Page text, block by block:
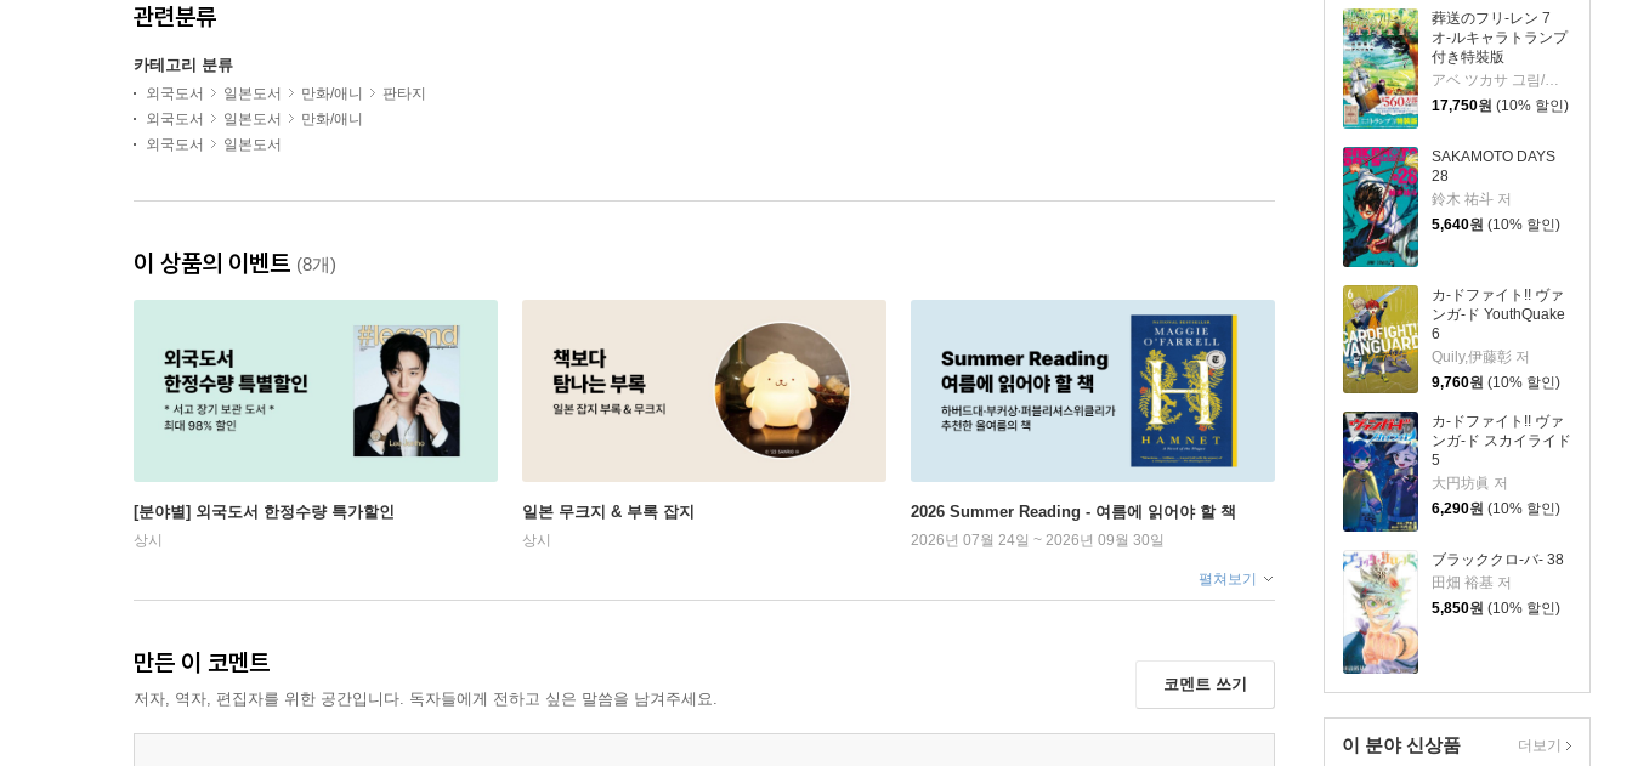
葬送のフリ-レン 7
オ-ルキャラトランプ
付き特裝版
アベ ツカサ 그림/山田 鐘人 원작
17,750원 (10% 할인)
SAKAMOTO DAYS
28
鈴木 祐斗 저
5,640원 (10% 할인)
カ-ドファイト!! ヴァ
ンガ-ド YouthQuake
6
Quily,伊藤彰 저
9,760원 (10% 할인)
カ-ドファイト!! ヴァ
ンガ-ド スカイライド
5
大円坊眞 저
6,290원 (10% 할인)
ブラッククロ-バ- 38
田畑 裕基 저
5,850원 (10% 할인)
이 분야 신상품 더보기
관련분류
카테고리 분류
외국도서 일본도서 만화/애니
판타지
외국도서
일본도서
만화/애니
외국도서
일본도서
이 상품의 이벤트 (8개)
[분야별] 외국도서 한정수량 특가할인
상시
일본 무크지 & 부록 잡지
상시
2026 Summer Reading - 여름에 읽어야 할 책
2026년 07월 24일 ~ 2026년 09월 30일
펼쳐보기
만든 이 코멘트
저자, 역자, 편집자를 위한 공간입니다. 독자들에게 전하고 싶은 말씀을 남겨주세요.
코멘트 쓰기